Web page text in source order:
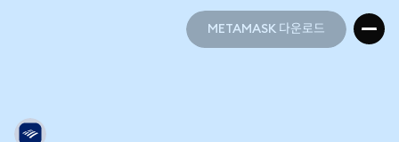
METAMASK 다운로드